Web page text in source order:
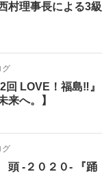
村理事長による3級
グ
回 LOVE！福島‼︎』
来へ。】
グ
２０２０- 『踊